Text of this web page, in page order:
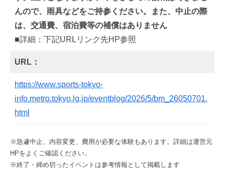
んので、雨具などをご持参ください。また、中止の際
は、交通費、宿泊費等の補償はありません
■詳細：下記URLリンク先HP参照
URL：
https://www.sports-tokyo-
info.metro.tokyo.lg.jp/eventblog/2026/5/bm_26050701.
html
※急遽中止、内容変更、費用が必要な体験もあります。詳細は運営元
HPをよくご確認ください。
※終了・締め切ったイベントは参考情報として掲載します